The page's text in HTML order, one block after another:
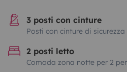
3 posti con cinture
Posti con cinture di sicurezza
2 posti letto
Comoda zona notte per 2